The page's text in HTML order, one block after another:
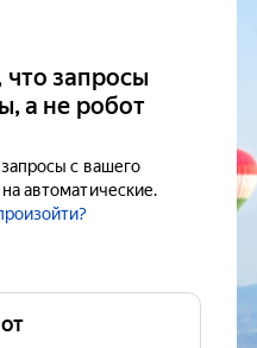
запросы
а не робот
с вашего
автоматические.